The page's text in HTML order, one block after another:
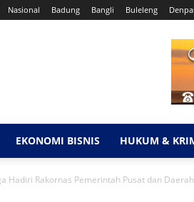
Nasional Badung Bangli Buleleng
EKONOMI BISNIS HUKUM &
Hadiri Rakornas Pemerintah Pusat dan